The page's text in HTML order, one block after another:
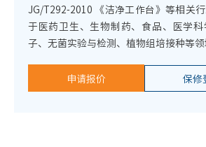
JG/T292-2010 《洁净工作台》等相关
于医药卫生、生物制药、食品、医学
子、无菌实验与检测、植物组培接种等领
申请报价 保修